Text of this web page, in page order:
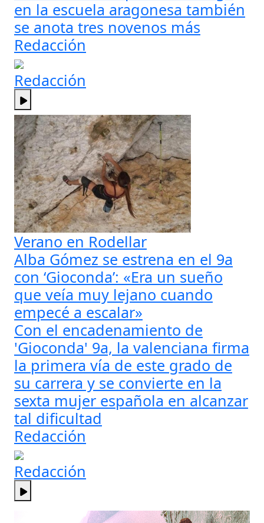
en la escuela aragonesa también
se anota tres novenos más
Redacción
Redacción
Verano en Rodellar
Alba Gómez se estrena en el 9a
con ‘Gioconda’: «Era un sueño
que veía muy lejano cuando
empecé a escalar»
Con el encadenamiento de
'Gioconda' 9a, la valenciana firma
la primera vía de este grado de
su carrera y se convierte en la
sexta mujer española en alcanzar
tal dificultad
Redacción
Redacción